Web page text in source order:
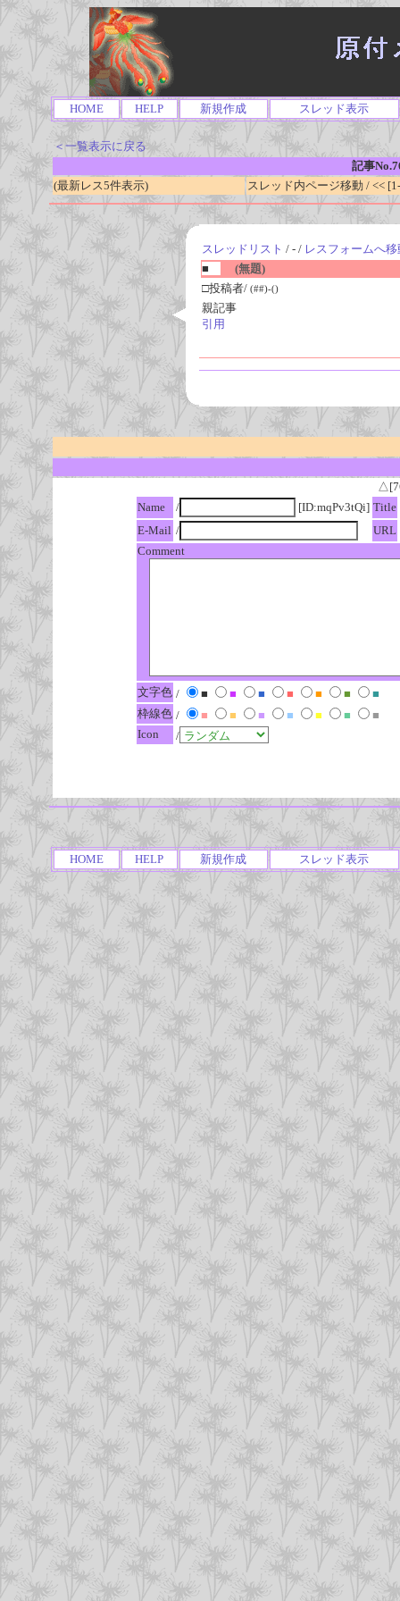
HOME HELP 新規作成 スレッド表示
＜一覧表示に戻る
記事
(最新レス5件表示)
スレッド内ページ移動 / <<
スレッドリスト / - / レスフォームへ移
■
(無題)
□投稿者/ (##)-()
親記事
引用
Name
/ [ID:mqPv3tQi] Title
E-Mail / URL
Comment
文字色 / ■ ■ ■ ■ ■ ■
■
枠線色 / ■ ■ ■ ■ ■ ■
■
Icon
/
HOME HELP 新規作成 スレッド表示